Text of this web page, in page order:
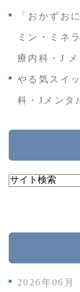
「おかずお
ミン・ミネ
療内科・J
やる気スイ
科・Jメンタ
2026年06月